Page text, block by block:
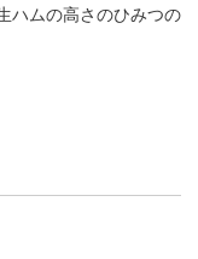
ハムの高さのひみつの